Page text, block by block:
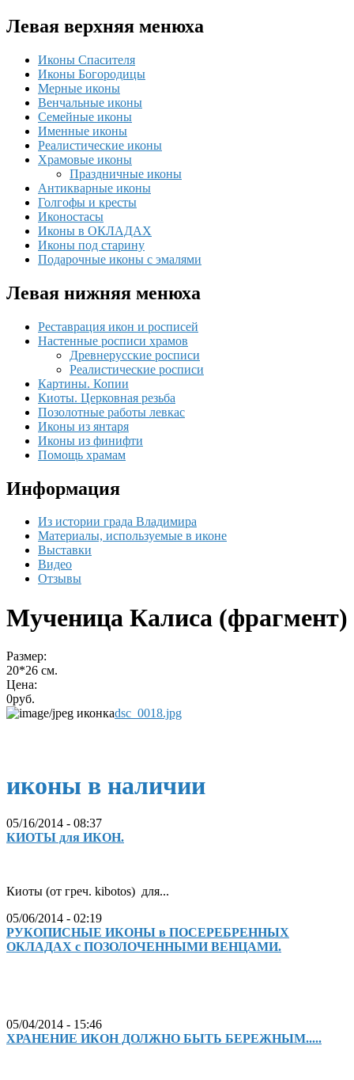
Левая верхняя менюха
Иконы Спасителя
Иконы Богородицы
Мерные иконы
Венчальные иконы
Семейные иконы
Именные иконы
Реалистические иконы
Храмовые иконы
Праздничные иконы
Антикварные иконы
Голгофы и кресты
Иконостасы
Иконы в ОКЛАДАХ
Иконы под старину
Подарочные иконы с эмалями
Левая нижняя менюха
Реставрация икон и росписей
Настенные росписи храмов
Древнерусские росписи
Реалистические росписи
Картины. Копии
Киоты. Церковная резьба
Позолотные работы левкас
Иконы из янтаря
Иконы из финифти
Помощь храмам
Информация
Из истории града Владимира
Материалы, используемые в иконе
Выставки
Видео
Отзывы
Мученица Калиса (фрагмент)
Размер:
20*26 см.
Цена:
0руб.
dsc_0018.jpg
иконы в наличии
05/16/2014 - 08:37
КИОТЫ для ИКОН.
Киоты (от греч. kibotos) для...
05/06/2014 - 02:19
РУКОПИСНЫЕ ИКОНЫ в ПОСЕРЕБРЕННЫХ
ОКЛАДАХ с ПОЗОЛОЧЕННЫМИ ВЕНЦАМИ.
05/04/2014 - 15:46
ХРАНЕНИЕ ИКОН ДОЛЖНО БЫТЬ БЕРЕЖНЫМ.....